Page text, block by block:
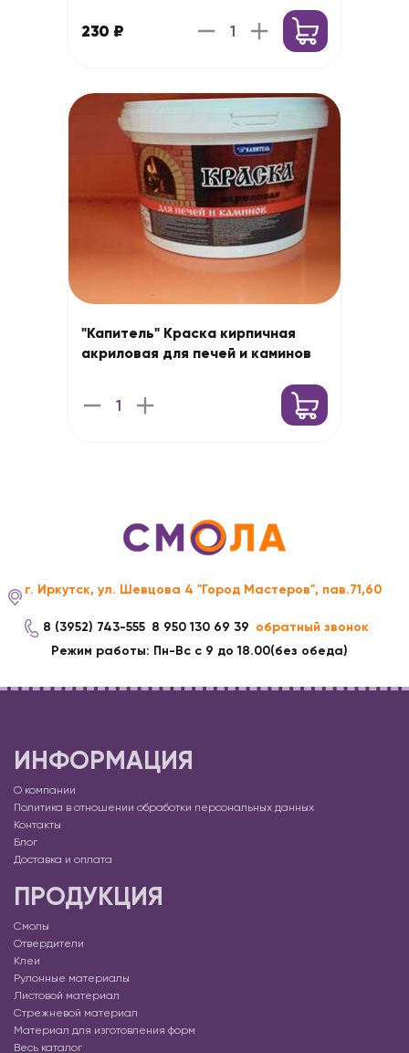
230 ₽
"Капитель" Краска кирпичная
акриловая для печей и каминов
г. Иркутск, ул. Шевцова 4 "Город Мастеров", пав.71,60
8 (3952) 743-555 8 950 130 69 39 обратный звонок
Режим работы: Пн-Вс с 9 до 18.00(без обеда)
ИНФОРМАЦИЯ
О компании
Политика в отношении обработки персональных данных
Контакты
Блог
Доставка и оплата
ПРОДУКЦИЯ
Смолы
Отвердители
Клеи
Рулонные материалы
Листовой материал
Стрежневой материал
Материал для изготовления форм
Весь каталог